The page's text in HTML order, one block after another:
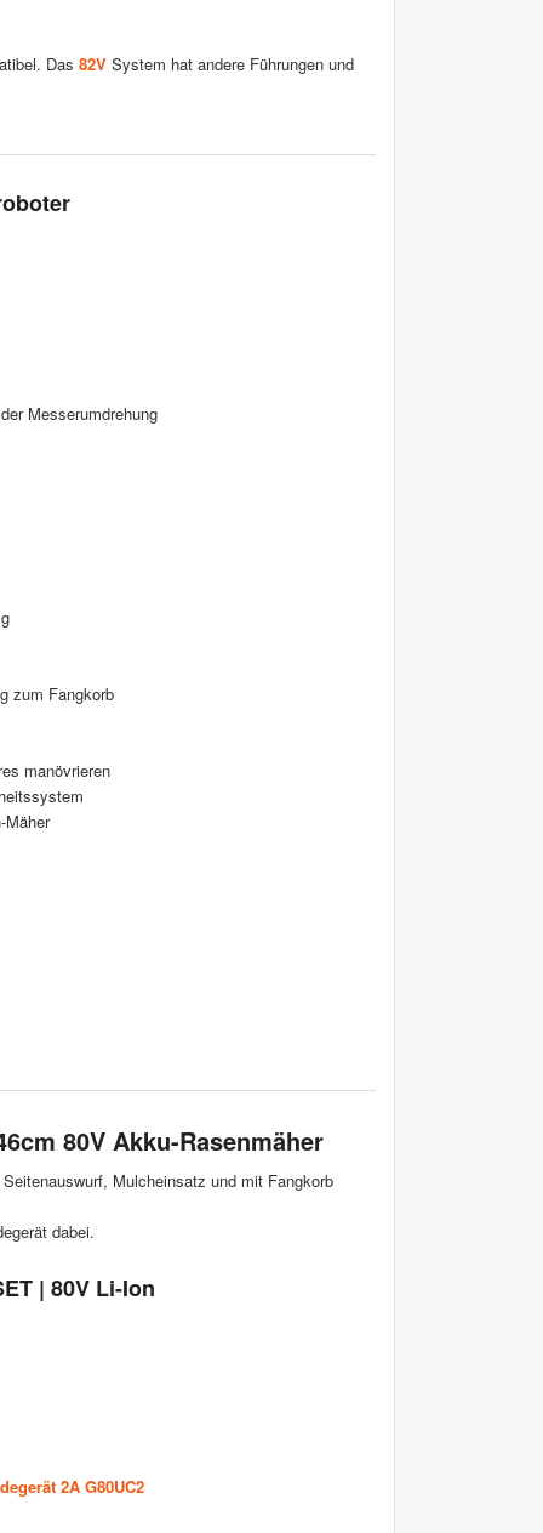
Das 82V System hat andere Führungen und
Messerumdrehung
zum Fangkorb
manövrieren
Mäher
80V Akku-Rasenmäher
Mulcheinsatz und mit Fangkorb
dabei.
| 80V Li-Ion
2A G80UC2